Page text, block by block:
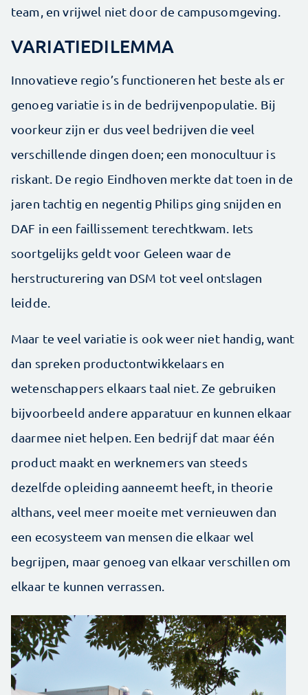
team, en vrijwel niet door de campusomgeving.
VARIATIEDILEMMA
Innovatieve regio’s functioneren het beste als er
genoeg variatie is in de bedrijvenpopulatie. Bij
voorkeur zijn er dus veel bedrijven die veel
verschillende dingen doen; een monocultuur is
riskant. De regio Eindhoven merkte dat toen in de
jaren tachtig en negentig Philips ging snijden en
DAF in een faillissement terechtkwam. Iets
soortgelijks geldt voor Geleen waar de
herstructurering van DSM tot veel ontslagen
leidde.
Maar te veel variatie is ook weer niet handig, want
dan spreken productontwikkelaars en
wetenschappers elkaars taal niet. Ze gebruiken
bijvoorbeeld andere apparatuur en kunnen elkaar
daarmee niet helpen. Een bedrijf dat maar één
product maakt en werknemers van steeds
dezelfde opleiding aanneemt heeft, in theorie
althans, veel meer moeite met vernieuwen dan
een ecosysteem van mensen die elkaar wel
begrijpen, maar genoeg van elkaar verschillen om
elkaar te kunnen verrassen.